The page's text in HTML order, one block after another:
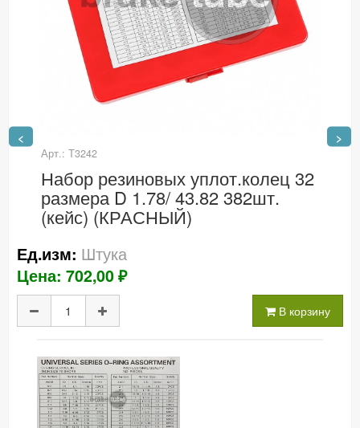
< >
Арт.: Т3242
Набор резиновых уплот.колец 32
размера D 1.78/ 43.82 382шт.
(кейс) (КРАСНЫЙ)
Ед.изм: Штука
Цена: 702,00 ₽
В корзину